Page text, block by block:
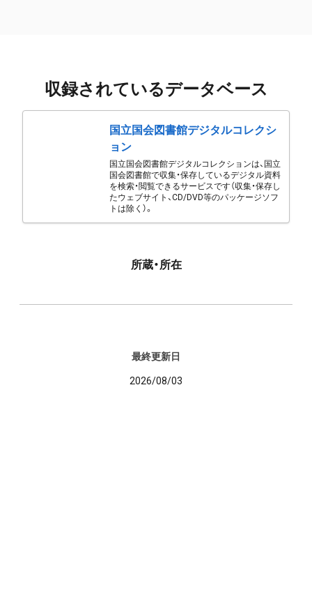
収録されているデータベース
国立国会図書館デジタルコレクシ
ョン
国立国会図書館デジタルコレクションは、国立
国会図書館で収集・保存しているデジタル資料
を検索・閲覧できるサービスです（収集・保存し
たウェブサイト、CD/DVD等のパッケージソフ
トは除く）。
所蔵・所在
最終更新日
2026/08/03